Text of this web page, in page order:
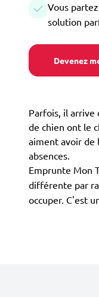
Vous
solution
Devenez
Parfois, il arrive
de chien ont le
aiment avoir de
absences.
Emprunte Mon
différente par
occuper. C'est